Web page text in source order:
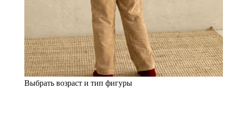
Выбрать возраст и тип фигуры